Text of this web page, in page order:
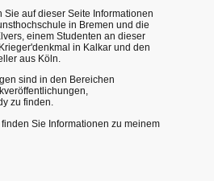
Sie auf dieser Seite Informationen
in Bremen und die
einem Studenten an dieser
in Kalkar und den
aus Köln.
sind in den Bereichen
zu finden.
Sie Informationen zu meinem